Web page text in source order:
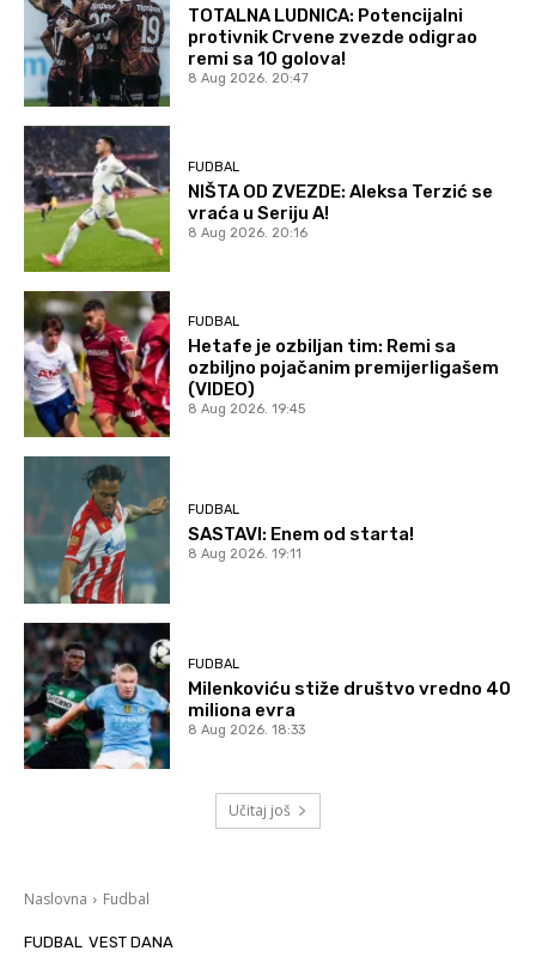
TOTALNA LUDNICA: Potencijalni
protivnik Crvene zvezde odigrao
remi sa 10 golova!
8 Aug 2026. 20:47
FUDBAL
NIŠTA OD ZVEZDE: Aleksa Terzić se
vraća u Seriju A!
8 Aug 2026. 20:16
FUDBAL
Hetafe je ozbiljan tim: Remi sa
ozbiljno pojačanim premijerligašem
(VIDEO)
8 Aug 2026. 19:45
FUDBAL
SASTAVI: Enem od starta!
8 Aug 2026. 19:11
FUDBAL
Milenkoviću stiže društvo vredno 40
miliona evra
8 Aug 2026. 18:33
Učitaj još